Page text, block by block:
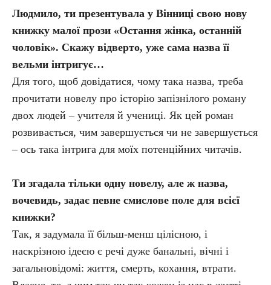
Людмило, ти презентувала у Вінниці свою нову
книжку малої прози «Остання жінка, останній
чоловік». Скажу відверто, уже сама назва її
вельми інтригує…
Для того, щоб довідатися, чому така назва, треба
прочитати новелу про історію запізнілого роману
двох людей – учителя й учениці. Як цей роман
розвивається, чим завершується чи не завершується
– ось така інтрига для моїх потенційних читачів.
Ти згадала тільки одну новелу, але ж назва,
вочевидь, задає певне смислове поле для всієї
книжки?
Так, я задумала її більш-менш цілісною, і
наскрізною ідеєю є речі дуже банальні, вічні і
загальновідомі: життя, смерть, кохання, втрати.